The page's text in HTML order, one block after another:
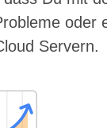
oder
Servern.